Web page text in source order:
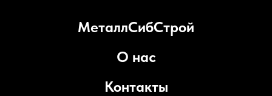
МеталлСибСтрой
О нас
Контакты